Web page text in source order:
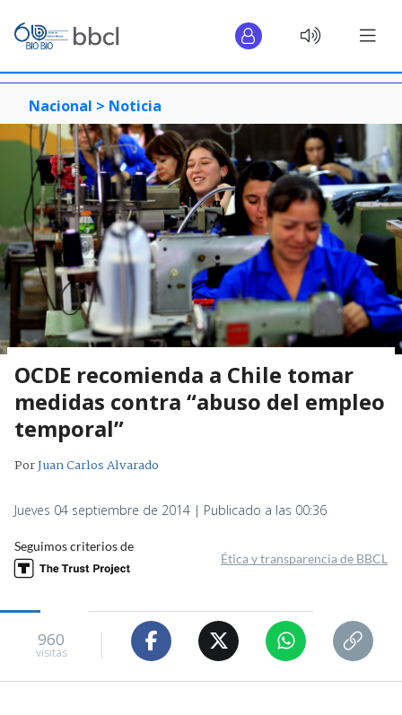
Nacional > Noticia
OCDE recomienda a Chile tomar
medidas contra “abuso del empleo
temporal”
PorJuan Carlos Alvarado
Jueves 04 septiembre de 2014 | Publicado a las 00:36
Seguimos criterios de
Ética y transparencia de BBCL
960
visitas